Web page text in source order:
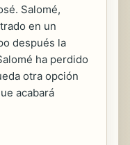
Salomé,
en un
después la
ha perdido
otra opción
acabará